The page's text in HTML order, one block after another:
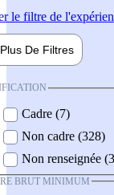
le filtre de
Plus De Filtres
Cadre (7)
Non cadre (328)
Non renseignée
BRUT MINIMUM